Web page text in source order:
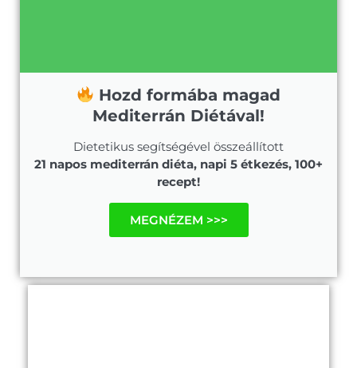
Hozd formába magad
Mediterrán Diétával!
Dietetikus segítségével összeállított
21 napos mediterrán diéta, napi 5 étkezés, 100+
recept!
MEGNÉZEM >>>